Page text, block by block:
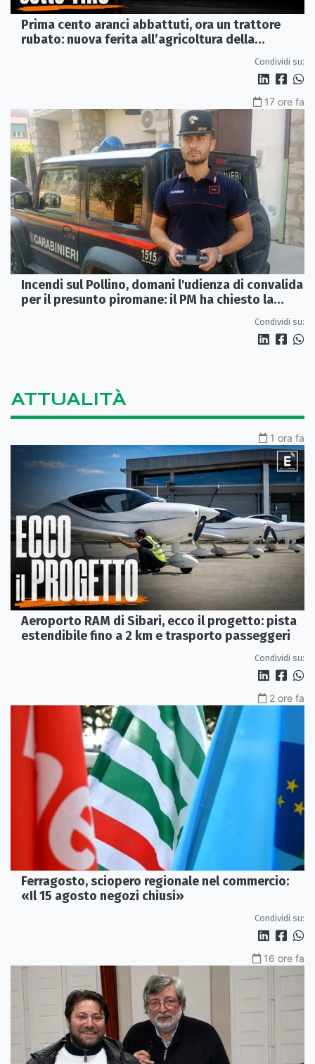
Prima cento aranci abbattuti, ora un trattore
rubato: nuova ferita all’agricoltura della
Condividi su:
17 ore fa
Incendi sul Pollino, domani l'udienza di convalida
per il presunto piromane: il PM ha chiesto la
Condividi su:
ATTUALITÀ
1 ora fa
Aeroporto RAM di Sibari, ecco il progetto: pista
estendibile fino a 2 km e trasporto passeggeri
Condividi su:
2 ore fa
Ferragosto, sciopero regionale nel commercio:
«Il 15 agosto negozi chiusi»
Condividi su:
16 ore fa